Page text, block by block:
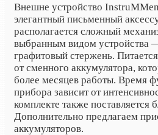
Внешне устройство
элегантный письменный
располагается сложный
выбранным видом устройства
графитовый стержень.
от сменного аккумулятора,
более месяцев работы. Время
прибора зависит от
комплекте также поставляется
Дополнительно предлагаем
аккумуляторов.